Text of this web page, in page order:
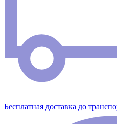
Бесплатная доставка до